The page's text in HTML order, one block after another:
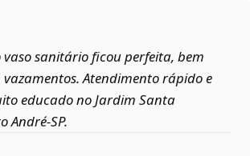
sanitário ficou perfeita, bem
Atendimento rápido e
educado no Jardim Santa
André‑SP.